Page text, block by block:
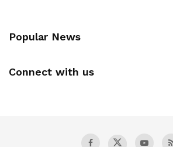
Popular News
Connect with us